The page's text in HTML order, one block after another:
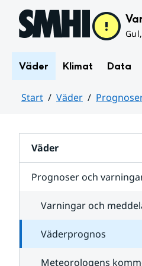
Hoppa till sidans innehåll
Väder Klimat Data
Start Väder
Väder
Prognoser och
Varningar och
Väderprognos
Meteorologens